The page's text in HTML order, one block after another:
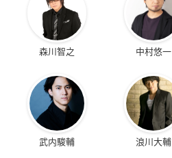
森川智之 中村悠一
武内駿輔 浪川大輔